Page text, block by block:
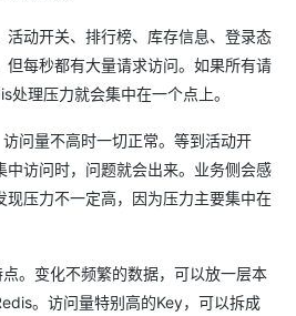
活动开关、排行榜、库存信息、登录态
但每秒都有大量请求访问。如果所有请
处理压力就会集中在一个点上。
问量不高时一切正常。等到活动开
中访问时，问题就会出来。业务侧会感
现压力不一定高，因为压力主要集中在
。变化不频繁的数据，可以放一层本
。访问量特别高的Key，可以拆成